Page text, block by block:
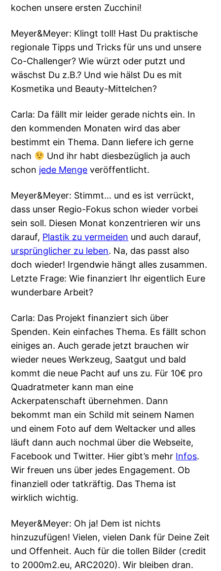
kochen unsere ersten Zucchini!
Meyer&Meyer: Klingt toll! Hast Du praktische
regionale Tipps und Tricks für uns und unsere
Co-Challenger? Wie würzt oder putzt und
wäschst Du z.B.? Und wie hälst Du es mit
Kosmetika und Beauty-Mittelchen?
Carla: Da fällt mir leider gerade nichts ein. In
den kommenden Monaten wird das aber
bestimmt ein Thema. Dann liefere ich gerne
nach
Und ihr habt diesbezüglich ja auch
schon jede Menge veröffentlicht.
Meyer&Meyer: Stimmt… und es ist verrückt,
dass unser Regio-Fokus schon wieder vorbei
sein soll. Diesen Monat konzentrieren wir uns
darauf, Plastik zu vermeiden und auch darauf,
ursprünglicher zu leben. Na, das passt also
doch wieder! Irgendwie hängt alles zusammen.
Letzte Frage: Wie finanziert Ihr eigentlich Eure
wunderbare Arbeit?
Carla: Das Projekt finanziert sich über
Spenden. Kein einfaches Thema. Es fällt schon
einiges an. Auch gerade jetzt brauchen wir
wieder neues Werkzeug, Saatgut und bald
kommt die neue Pacht auf uns zu. Für 10€ pro
Quadratmeter kann man eine
Ackerpatenschaft übernehmen. Dann
bekommt man ein Schild mit seinem Namen
und einem Foto auf dem Weltacker und alles
läuft dann auch nochmal über die Webseite,
Facebook und Twitter. Hier gibt’s mehr Infos.
Wir freuen uns über jedes Engagement. Ob
finanziell oder tatkräftig. Das Thema ist
wirklich wichtig.
Meyer&Meyer: Oh ja! Dem ist nichts
hinzuzufügen! Vielen, vielen Dank für Deine Zeit
und Offenheit. Auch für die tollen Bilder (credit
to 2000m2.eu, ARC2020). Wir bleiben dran.